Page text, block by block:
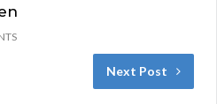
Next Post